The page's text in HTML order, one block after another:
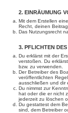
2. EINRÄUMUNG
Mit dem Erstellen
Recht, deinen
Das Nutzungsrecht
3. PFLICHTEN
Du erklärst mit der
verstoßen. Du
bzw. zu verwenden.
Der Betreiber des
veröffentlichten
ausschließen und dir
Du nimmst zur
hat oder die er nicht
jederzeit zu löschen
Du gestattest dem
sind, dem Betreiber